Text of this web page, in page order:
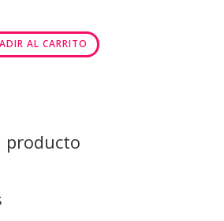
AL CARRITO
producto